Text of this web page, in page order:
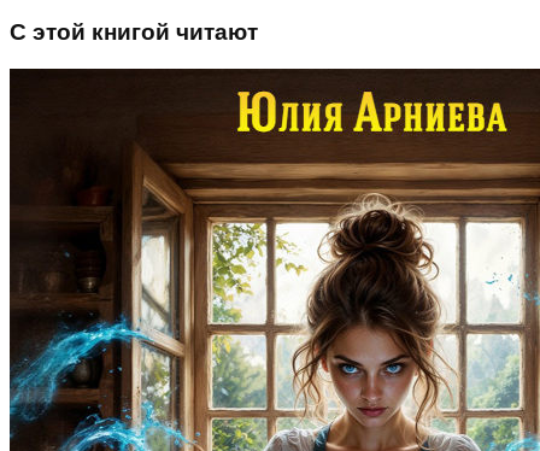
С этой книгой читают